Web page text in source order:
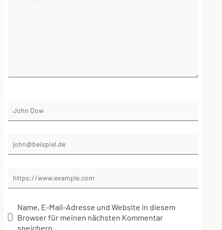
Name, E-Mail-Adresse und Website in diesem
Browser für meinen nächsten Kommentar
speichern.